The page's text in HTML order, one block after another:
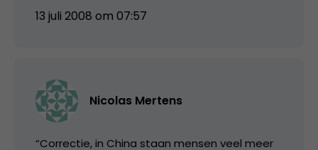
13 juli 2008 om 07:57
Nicolas Mertens
“Correctie, in China staan mensen veel meer